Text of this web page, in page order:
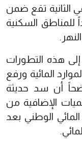
متر مكعب في الثانية تقع ضمن
للمناطق السكنية
إلى هذه التطورات
المائية ورفع
أن سد حديثة
الإضافية من
الوطني بعد